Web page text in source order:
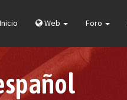
Inicio Web Foro